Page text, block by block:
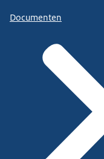
Documenten